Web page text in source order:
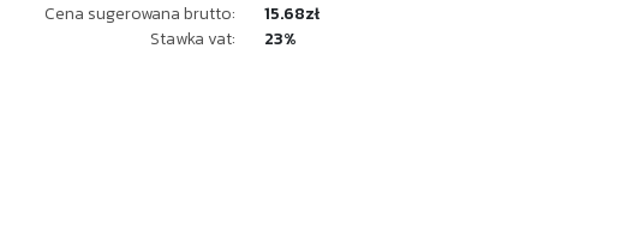
Cena sugerowana brutto:
15.68zł
Stawka vat:
23%